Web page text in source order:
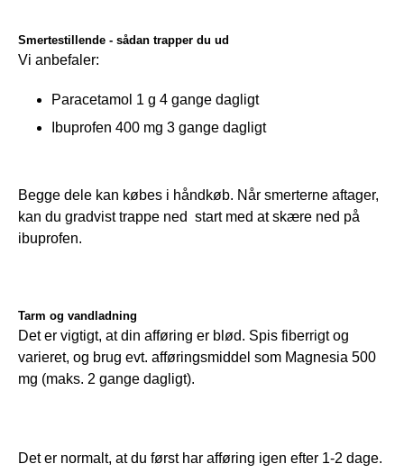
Smertestillende - sådan trapper du ud
Vi anbefaler:
Paracetamol 1 g 4 gange dagligt
Ibuprofen 400 mg 3 gange dagligt
Begge dele kan købes i håndkøb. Når smerterne aftager,
kan du gradvist trappe ned  start med at skære ned på
ibuprofen.
Tarm og vandladning
Det er vigtigt, at din afføring er blød. Spis fiberrigt og
varieret, og brug evt. afføringsmiddel som Magnesia 500
mg (maks. 2 gange dagligt).
Det er normalt, at du først har afføring igen efter 1-2 dage.